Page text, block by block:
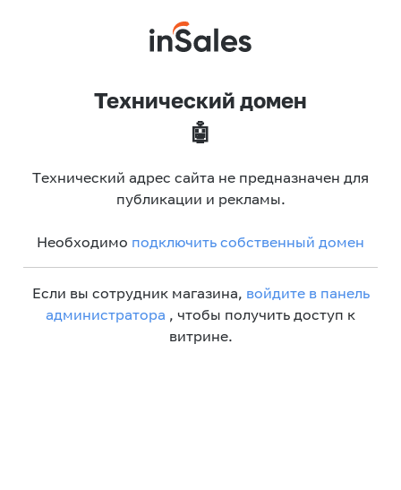
Технический домен
🤖
Технический адрес сайта не предназначен для
публикации и рекламы.
Необходимо подключить собственный домен
Если вы сотрудник магазина, войдите в панель
администратора , чтобы получить доступ к
витрине.